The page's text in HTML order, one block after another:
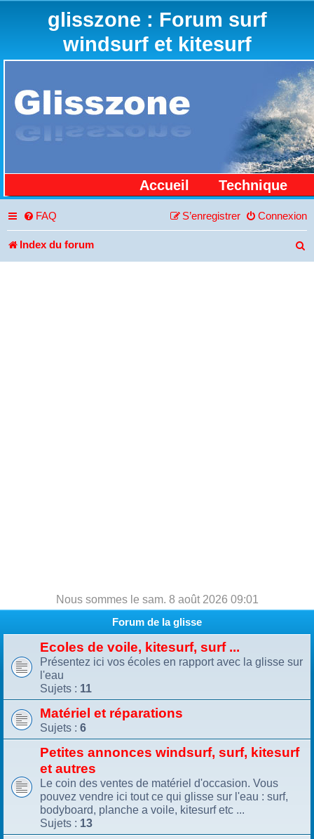
glisszone : Forum surf
windsurf et kitesurf
Accueil Technique
FAQ Connexion
S’enregistrer
Index du forum
Nous sommes le sam. 8 août 2026 09:01
Forum de la glisse
Ecoles de voile, kitesurf, surf ...
Présentez ici vos écoles en rapport avec la glisse sur
l'eau
Sujets : 11
Matériel et réparations
Sujets : 6
Petites annonces windsurf, surf, kitesurf
et autres
Le coin des ventes de matériel d'occasion. Vous
pouvez vendre ici tout ce qui glisse sur l'eau : surf,
bodyboard, planche a voile, kitesurf etc ...
Sujets : 13